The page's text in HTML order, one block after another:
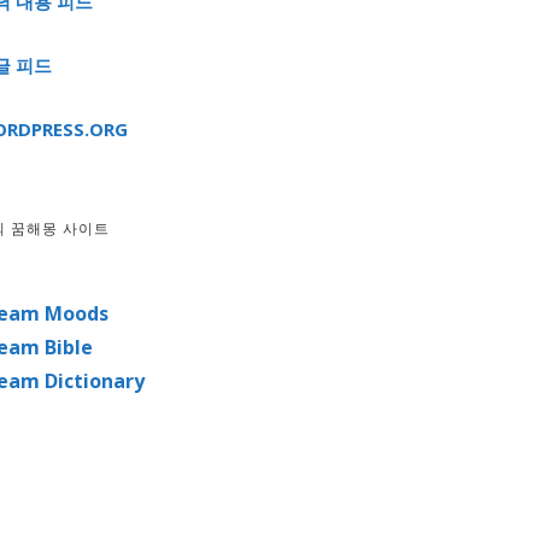
피드
꿈해몽 사이트
Moods
Bible
Dictionary